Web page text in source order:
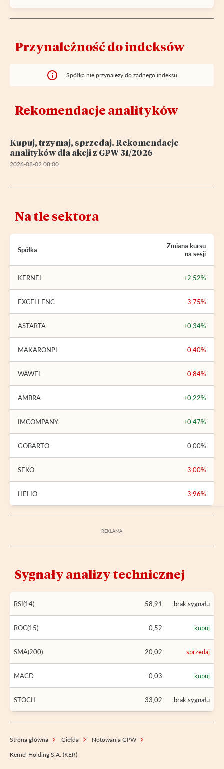
Przynależność do indeksów
Spółka nie przynależy do żadnego indeksu
Rekomendacje analityków
Kupuj, trzymaj, sprzedaj. Rekomendacje
analityków dla akcji z GPW 31/2026
2026-08-02 08:00
Na tle sektora
Spółka
Zmiana kursu
na sesji
KERNEL +2,52%
EXCELLENC -3,75%
ASTARTA +0,34%
MAKARONPL -0,40%
WAWEL -0,84%
AMBRA +0,22%
IMCOMPANY +0,47%
GOBARTO 0,00%
SEKO -3,00%
HELIO -3,96%
Sygnały analizy technicznej
RSI(14) 58,91 brak sygnału
ROC(15) 0,52 kupuj
SMA(200) 20,02 sprzedaj
MACD -0,03 kupuj
STOCH 33,02 brak sygnału
Strona główna Giełda
Notowania GPW
Kernel Holding S.A. (KER)